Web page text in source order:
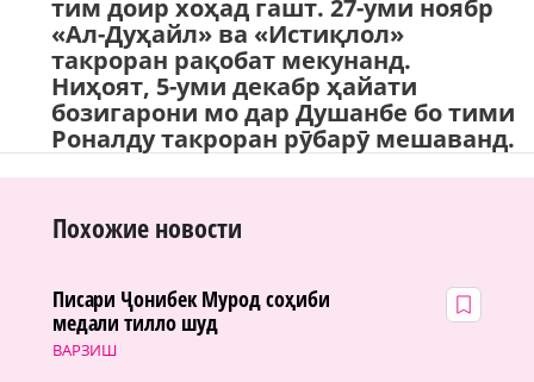
тим доир хоҳад гашт. 27-уми ноябр
«Ал-Дуҳайл» ва «Истиқлол»
такроран рақобат мекунанд.
Ниҳоят, 5-уми декабр ҳайати
бозигарони мо дар Душанбе бо тими
Роналду такроран рӯбарӯ мешаванд.
Похожие новости
ВАРЗИШ
Писари Ҷонибек Мурод соҳиби
медали тилло шуд